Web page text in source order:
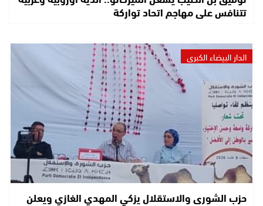
تتنافس على مهاجم اتحاد تواركة
الدار البيضاء الكبرى
حزب الشورى والاستقلال يزكي المهدي الغازي ويعلن